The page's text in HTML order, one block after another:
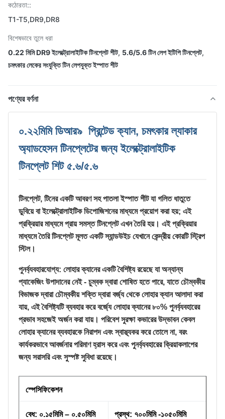
কঠোরতা::
T1-T5,DR9,DR8
বিশেষভাবে তুলে ধরা
0.22 মিমি DR9 ইলেক্ট্রোলাইটিক টিনপ্লেট শীট, 5.6/5.6 টিন লেপ ইটিপি টিনপ্লেট,
চমৎকার লেকের সংযুক্তি টিন লেপযুক্ত ইস্পাত শীট
পণ্যের বর্ণনা
০.২২মিমি ডিআর৯ প্রিন্টেড ক্যান, চমৎকার ল্যাকার
অ্যাডহেসন টিনপ্লেটের জন্য ইলেক্ট্রোলাইটিক
টিনপ্লেট শিট ৫.৬/৫.৬
টিনপ্লেট, টিনের একটি আবরণ সহ পাতলা ইস্পাত শীট যা গলিত ধাতুতে
ডুবিয়ে বা ইলেক্ট্রোলাইটিক ডিপোজিশনের মাধ্যমে প্রয়োগ করা হয়; এই
প্রক্রিয়ার মাধ্যমে প্রায় সমস্ত টিনপ্লেট এখন তৈরি হয়। এই প্রক্রিয়ার
মাধ্যমে তৈরি টিনপ্লেট মূলত একটি স্যান্ডউইচ যেখানে কেন্দ্রীয় কোরটি স্ট্রিপ
স্টিল।
পুনর্ব্যবহারযোগ্য: লোহার ক্যানের একটি বৈশিষ্ট্য রয়েছে যা অন্যান্য
প্যাকেজিং উপাদানের নেই - চুম্বক দ্বারা শোষিত হতে পারে, যাতে চৌম্বকীয়
বিভাজক দ্বারা চৌম্বকীয় শক্তি দ্বারা বর্জ্য থেকে লোহার ক্যান আলাদা করা
যায়, এই বৈশিষ্ট্যটি ব্যবহার করে বর্জ্যে লোহার ক্যানের ৮০% পুনর্ব্যবহারের
প্রভাব সহজেই অর্জন করা যায়। পরিবেশ সুরক্ষা কভারের উদ্ভাবন কেবল
লোহার ক্যানের ব্যবহারকে নিরাপদ এবং স্বাস্থ্যকর করে তোলে না, বরং
কার্যকরভাবে আবর্জনার পরিমাণ হ্রাস করে এবং পুনর্ব্যবহারের ক্রিয়াকলাপের
জন্য সরাসরি এবং সুস্পষ্ট সুবিধা রয়েছে।
স্পেসিফিকেশন
বেধ: ০.১৫মিমি – ০.৫০মিমি প্রস্থ: ৭০০মিমি -১০৫০মিমি